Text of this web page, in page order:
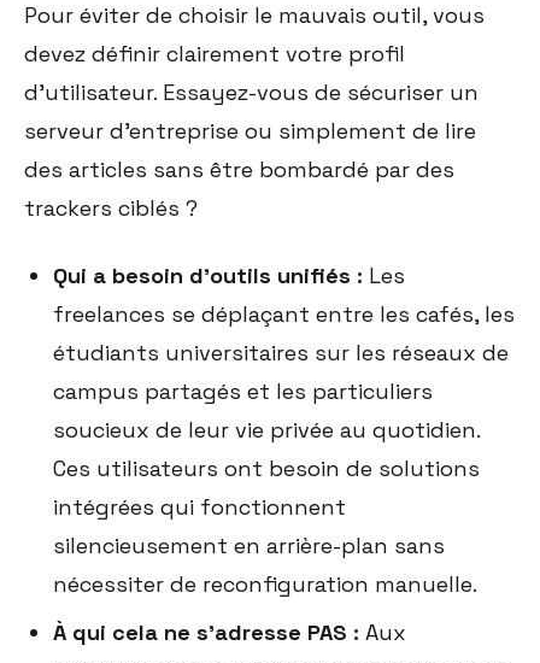
Pour éviter de choisir le mauvais outil, vous
devez définir clairement votre profil
d'utilisateur. Essayez-vous de sécuriser un
serveur d'entreprise ou simplement de lire
des articles sans être bombardé par des
trackers ciblés ?
Qui a besoin d'outils unifiés : Les
freelances se déplaçant entre les cafés, les
étudiants universitaires sur les réseaux de
campus partagés et les particuliers
soucieux de leur vie privée au quotidien.
Ces utilisateurs ont besoin de solutions
intégrées qui fonctionnent
silencieusement en arrière-plan sans
nécessiter de reconfiguration manuelle.
À qui cela ne s'adresse PAS : Aux